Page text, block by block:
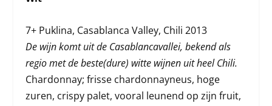
7+ Puklina, Casablanca Valley, Chili 2013
De wijn komt uit de Casablancavallei, bekend als
regio met de beste(dure) witte wijnen uit heel Chili.
Chardonnay; frisse chardonnayneus, hoge
zuren, crispy palet, vooral leunend op zijn fruit,